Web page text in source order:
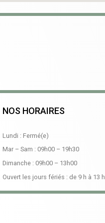
NOS HORAIRES
Lundi : Fermé(e)
Mar – Sam : 09h00 – 19h30
Dimanche : 09h00 – 13h00
Ouvert les jours fériés : de 9 h à 13 h.